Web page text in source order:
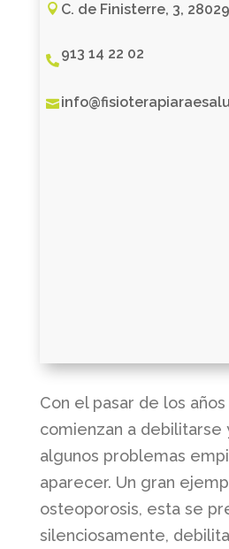
 C. de Finisterre, 3,
 913 14 22 02

Con el pasar de los
comienzan a debilitarse
algunos problemas
aparecer. Un gran
osteoporosis, esta se
silenciosamente,